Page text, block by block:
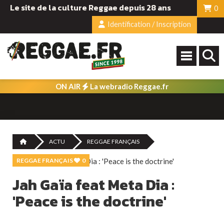
Le site de la culture Reggae depuis 28 ans
0
Identification / Inscription
ON AIR La webradio Reggae.fr
ACTU REGGAE FRANÇAIS
REGGAE FRANÇAIS 0
Jah Gaïa feat Meta Dia :
'Peace is the doctrine'